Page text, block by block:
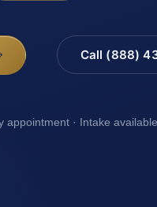
Call (888)
appointment · Intake